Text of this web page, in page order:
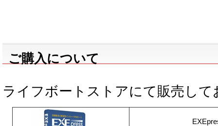
ご購入について
ライフボートストアにて販売し